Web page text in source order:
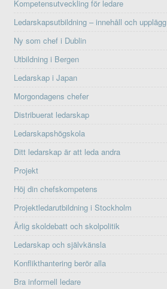
Kompetensutveckling för ledare
Ledarskapsutbildning – innehåll och upplägg
Ny som chef i Dublin
Utbildning i Bergen
Ledarskap i Japan
Morgondagens chefer
Distribuerat ledarskap
Ledarskapshögskola
Ditt ledarskap är att leda andra
Projekt
Höj din chefskompetens
Projektledarutbildning i Stockholm
Ärlig skoldebatt och skolpolitik
Ledarskap och självkänsla
Konflikthantering berör alla
Bra informell ledare